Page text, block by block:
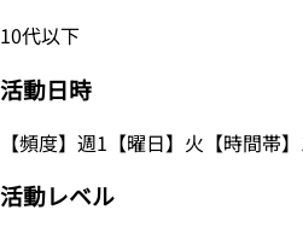
10代以下
活動日時
【頻度】週1【曜日】火【時間帯
活動レベル